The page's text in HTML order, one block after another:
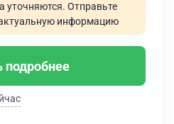
уточняются. Отправьте
информацию
подробнее